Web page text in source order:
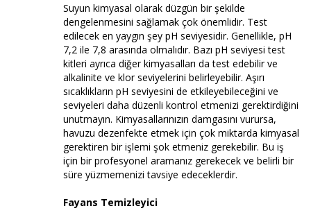
Suyun kimyasal olarak düzgün bir şekilde
dengelenmesini sağlamak çok önemlidir. Test
edilecek en yaygın şey pH seviyesidir. Genellikle, pH
7,2 ile 7,8 arasında olmalıdır. Bazı pH seviyesi test
kitleri ayrıca diğer kimyasalları da test edebilir ve
alkalinite ve klor seviyelerini belirleyebilir. Aşırı
sıcaklıkların pH seviyesini de etkileyebileceğini ve
seviyeleri daha düzenli kontrol etmenizi gerektirdiğini
unutmayın. Kimyasallarınızın damgasını vurursa,
havuzu dezenfekte etmek için çok miktarda kimyasal
gerektiren bir işlemi şok etmeniz gerekebilir. Bu iş
için bir profesyonel aramanız gerekecek ve belirli bir
süre yüzmemenizi tavsiye edeceklerdir.
Fayans Temizleyici